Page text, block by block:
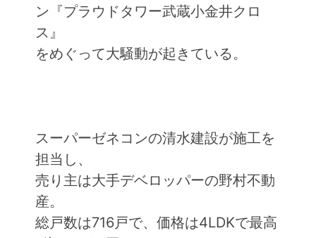
ン『プラウドタワー武蔵小金井クロ
ス』
をめぐって大騒動が起きている。
スーパーゼネコンの清水建設が施工を
担当し、
売り主は大手デベロッパーの野村不動
産。
総戸数は716戸で、価格は4LDKで最高